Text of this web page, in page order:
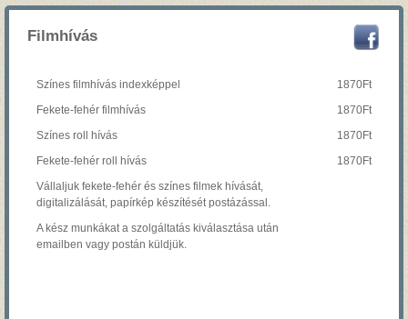
Filmhívás
Színes filmhívás indexképpel
1870Ft
Fekete-fehér filmhívás
1870Ft
Színes roll hívás
1870Ft
Fekete-fehér roll hívás
1870Ft
Vállaljuk fekete-fehér és színes filmek hívását,
digitalizálását, papírkép készítését postázással.
A kész munkákat a szolgáltatás kiválasztása után
emailben vagy postán küldjük.